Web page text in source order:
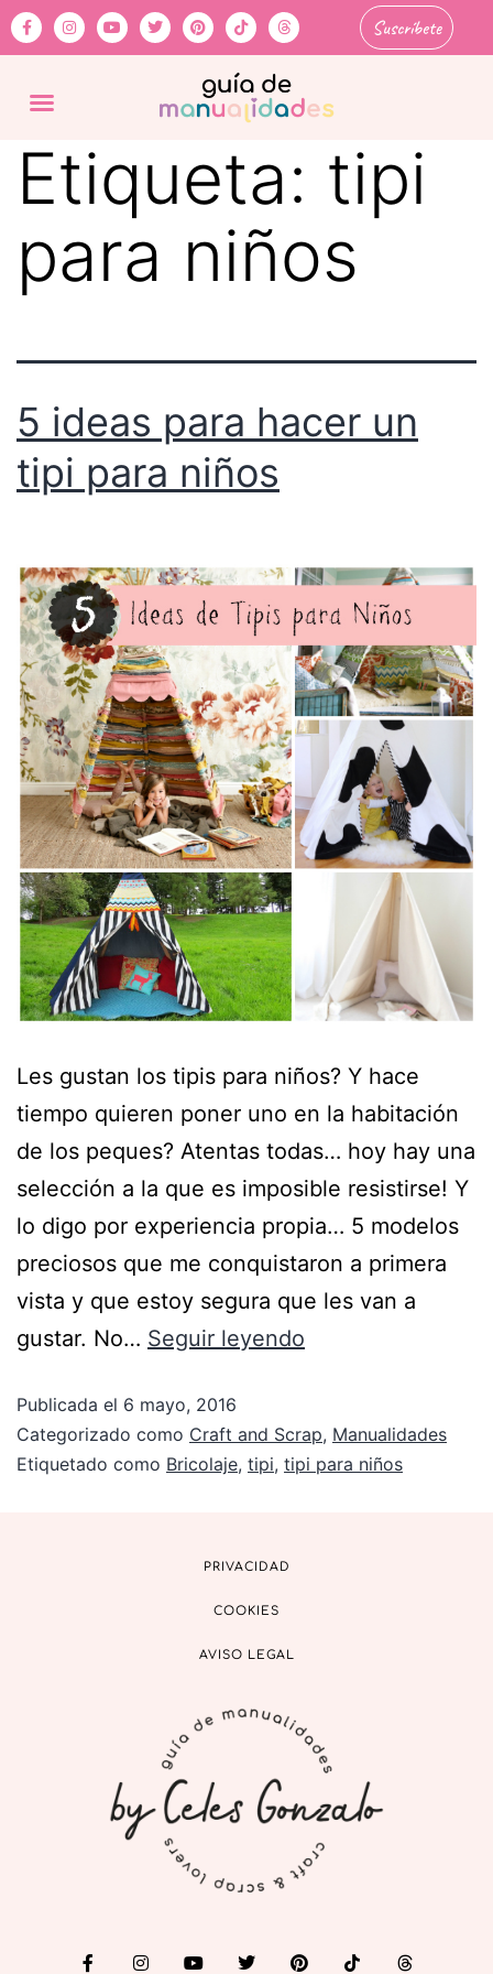
Suscríbete
Etiqueta: tipi
para niños
5 ideas para hacer un
tipi para niños
Les gustan los tipis para niños? Y hace
tiempo quieren poner uno en la habitación
de los peques? Atentas todas… hoy hay una
selección a la que es imposible resistirse! Y
lo digo por experiencia propia… 5 modelos
preciosos que me conquistaron a primera
vista y que estoy segura que les van a
gustar. No… Seguir leyendo
Publicada el 6 mayo, 2016
Categorizado como Craft and Scrap, Manualidades
Etiquetado como Bricolaje, tipi, tipi para niños
PRIVACIDAD
COOKIES
AVISO LEGAL